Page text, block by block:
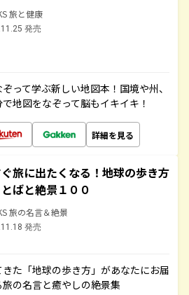
旅と健康
発売
って学ぶ新しい地図本！国境や州、
地図をなぞって脳もイキイキ！
詳細を見る
旅に出たくなる！地球の歩き方
ばと絶景１００
旅の名言＆絶景
発売
た「地球の歩き方」があなたにお届
の名言と癒やしの絶景集